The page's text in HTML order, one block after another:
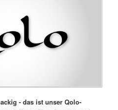
- das ist unser Qolo-